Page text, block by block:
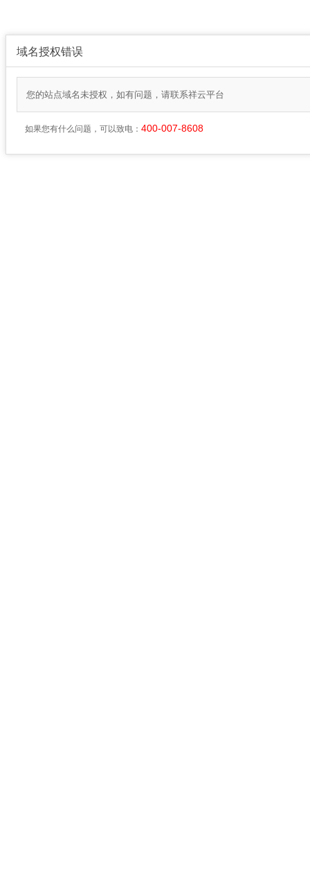
域名授权错误
您的站点域名未授权，如有问题，请联系祥云平台
如果您有什么问题，可以致电： 400-007-8608